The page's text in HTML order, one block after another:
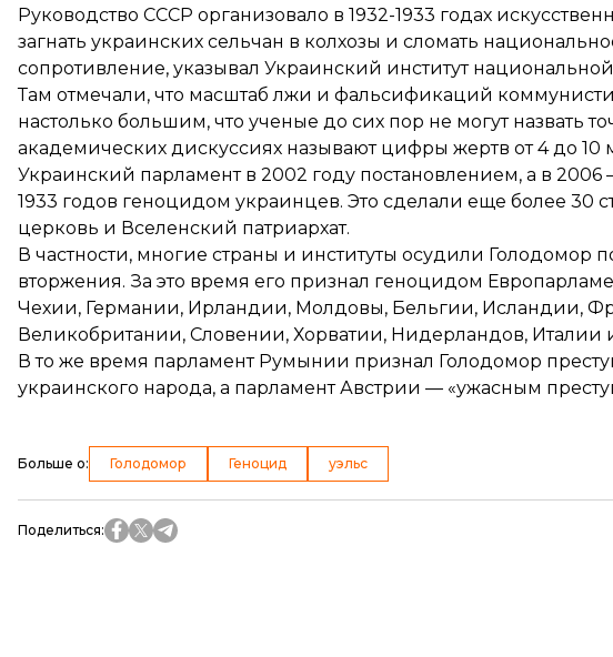
Руководство СССР организовало в 1932-1933 годах
загнать украинских сельчан в колхозы и сломать
сопротивление, указывал Украинский институт
Там отмечали, что масштаб лжи и фальсификаций
настолько большим, что ученые до сих пор не могут назвать
академических дискуссиях называют цифры жертв от 4 до 10
Украинский парламент в 2002 году постановлением, а в
1933 годов геноцидом украинцев. Это сделали еще более 30
церковь и Вселенский патриархат.
В частности, многие страны и институты осудили Голодомор
вторжения. За это время его признал геноцидом
Чехии, Германии, Ирландии, Молдовы, Бельгии, Исландии,
Великобритании, Словении, Хорватии, Нидерландов, Италии
В то же время парламент Румынии признал Голодомор
украинского народа, а парламент Австрии — «ужасным
Больше о: Голодомор Геноцид уэльс
Поделиться: